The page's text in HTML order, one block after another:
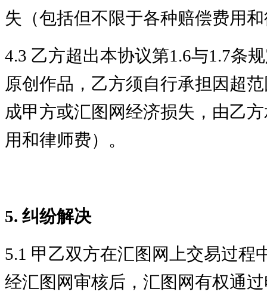
失（包括但不限于各种赔偿费用
4.3 乙方超出本协议第1.6与1.7条
原创作品，乙方须自行承担因超
成甲方或汇图网经济损失，由乙
用和律师费）。
5. 纠纷解决
5.1 甲乙双方在汇图网上交易过程
经汇图网审核后，汇图网有权通